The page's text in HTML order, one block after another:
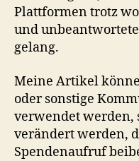
Plattformen trotz
und
gelang.
Meine Artikel
oder sonstige
verwendet werden,
verändert werden,
Spendenaufruf